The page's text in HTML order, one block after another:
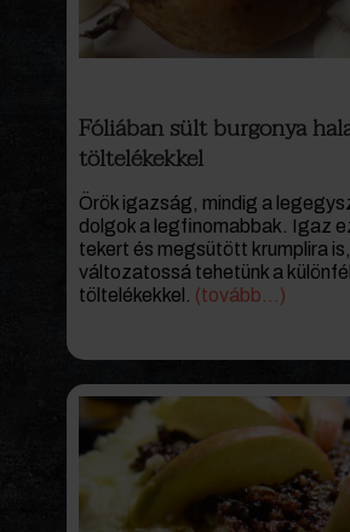
Fóliában sült burgonya
töltelékekkel
Örök igazság, mindig a
dolgok a legfinomabbak. Igaz
tekert és megsütött krumplira
változatossá tehetünk a
töltelékekkel. (tovább…)